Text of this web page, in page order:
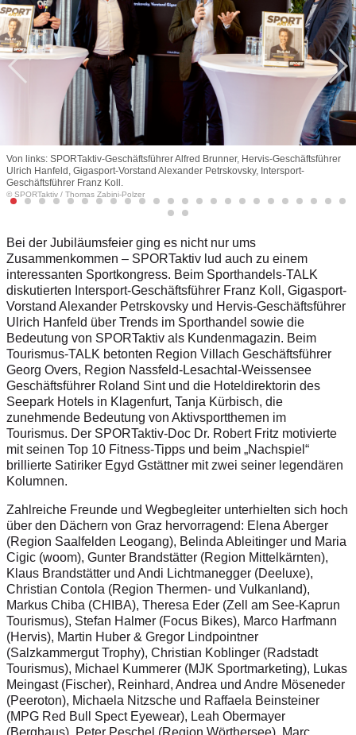
Von links: SPORTaktiv-Geschäftsführer Alfred Brunner, Hervis-Geschäftsführer
Ulrich Hanfeld, Gigasport-Vorstand Alexander Petrskovsky, Intersport-
Geschäftsführer Franz Koll.
© SPORTaktiv / Thomas Zabini-Polzer
Bei der Jubiläumsfeier ging es nicht nur ums
Zusammenkommen – SPORTaktiv lud auch zu einem
interessanten Sportkongress. Beim Sporthandels-TALK
diskutierten Intersport-Geschäftsführer Franz Koll, Gigasport-
Vorstand Alexander Petrskovsky und Hervis-Geschäftsführer
Ulrich Hanfeld über Trends im Sporthandel sowie die
Bedeutung von SPORTaktiv als Kundenmagazin. Beim
Tourismus-TALK betonten Region Villach Geschäftsführer
Georg Overs, Region Nassfeld-Lesachtal-Weissensee
Geschäftsführer Roland Sint und die Hoteldirektorin des
Seepark Hotels in Klagenfurt, Tanja Kürbisch, die
zunehmende Bedeutung von Aktivsportthemen im
Tourismus. Der SPORTaktiv-Doc Dr. Robert Fritz motivierte
mit seinen Top 10 Fitness-Tipps und beim „Nachspiel“
brillierte Satiriker Egyd Gstättner mit zwei seiner legendären
Kolumnen.
Zahlreiche Freunde und Wegbegleiter unterhielten sich hoch
über den Dächern von Graz hervorragend: Elena Aberger
(Region Saalfelden Leogang), Belinda Ableitinger und Maria
Cigic (woom), Gunter Brandstätter (Region Mittelkärnten),
Klaus Brandstätter und Andi Lichtmanegger (Deeluxe),
Christian Contola (Region Thermen- und Vulkanland),
Markus Chiba (CHIBA), Theresa Eder (Zell am See-Kaprun
Tourismus), Stefan Halmer (Focus Bikes), Marco Harfmann
(Hervis), Martin Huber & Gregor Lindpointner
(Salzkammergut Trophy), Christian Koblinger (Radstadt
Tourismus), Michael Kummerer (MJK Sportmarketing), Lukas
Meingast (Fischer), Reinhard, Andrea und Andre Möseneder
(Peeroton), Michaela Nitzsche und Raffaela Beinsteiner
(MPG Red Bull Spect Eyewear), Leah Obermayer
(Berghaus), Peter Peschel (Region Wörthersee), Marc